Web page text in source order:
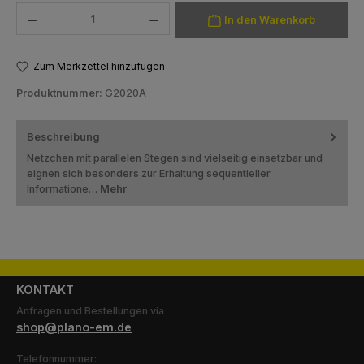
In den Warenkorb
Zum Merkzettel hinzufügen
Produktnummer: G2020A
Beschreibung
Netzchen mit parallelen Stegen sind vielseitig einsetzbar und
eignen sich besonders zur Erhaltung sequentieller
Informatione… Mehr
KONTAKT
Anfragen und Bestellungen via
shop@plano-em.de
Telefonnummer: